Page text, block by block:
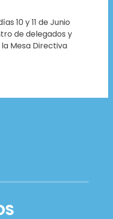
10 y 11 de Junio
de delegados y
Mesa Directiva